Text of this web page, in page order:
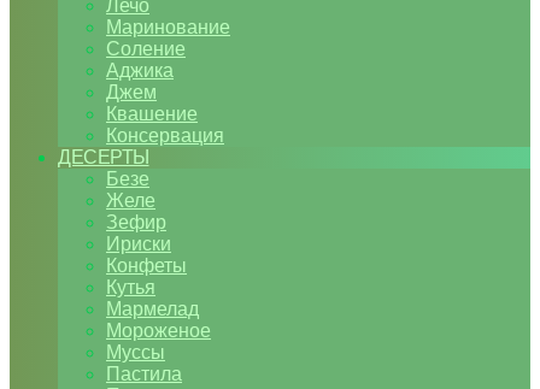
Лечо
Маринование
Соление
Аджика
Джем
Квашение
Консервация
ДЕСЕРТЫ
Безе
Желе
Зефир
Ириски
Конфеты
Кутья
Мармелад
Мороженое
Муссы
Пастила